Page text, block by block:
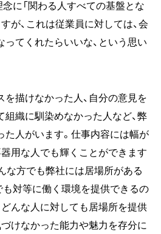
に「関わる人すべての基盤とな
が、これは従業員に対しては、会
てくれたらいいな、という思い
描けなかった人、自分の意見を
組織に馴染めなかった人など、弊
た人がいます。仕事内容には幅が
用な人でも輝くことができます
な方でも弊社には居場所がある
も対等に働く環境を提供できるの
どんな人に対しても居場所を提供
づけなかった能力や魅力を存分に